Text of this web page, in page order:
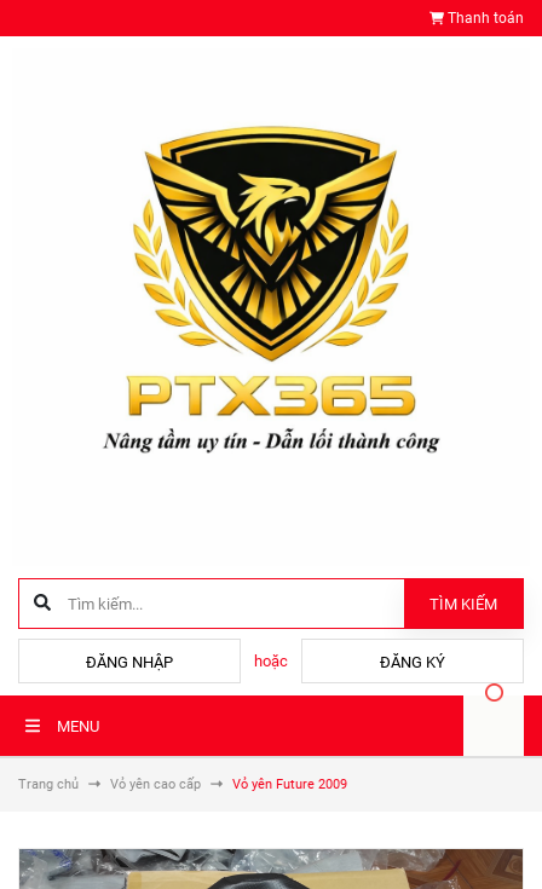
Thanh toán
TÌM KIẾM
ĐĂNG NHẬP hoặc ĐĂNG KÝ
MENU
Trang chủ Vỏ yên cao cấp Vỏ yên Future 2009